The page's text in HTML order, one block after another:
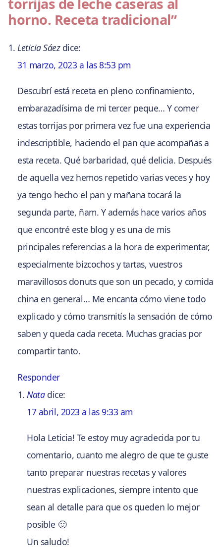
torrijas de leche caseras al
horno. Receta tradicional”
Leticia Sáez dice:
31 marzo, 2023 a las 8:53 pm
Descubrí está receta en pleno confinamiento,
embarazadísima de mi tercer peque… Y comer
estas torrijas por primera vez fue una experiencia
indescriptible, haciendo el pan que acompañas a
esta receta. Qué barbaridad, qué delicia. Después
de aquella vez hemos repetido varias veces y hoy
ya tengo hecho el pan y mañana tocará la
segunda parte, ñam. Y además hace varios años
que encontré este blog y es una de mis
principales referencias a la hora de experimentar,
especialmente bizcochos y tartas, vuestros
maravillosos donuts que son un pecado, y comida
china en general… Me encanta cómo viene todo
explicado y cómo transmitís la sensación de cómo
saben y queda cada receta. Muchas gracias por
compartir tanto.
Responder
Nata dice:
17 abril, 2023 a las 9:33 am
Hola Leticia! Te estoy muy agradecida por tu
comentario, cuanto me alegro de que te guste
tanto preparar nuestras recetas y valores
nuestras explicaciones, siempre intento que
sean al detalle para que os queden lo mejor
posible 🙂
Un saludo!